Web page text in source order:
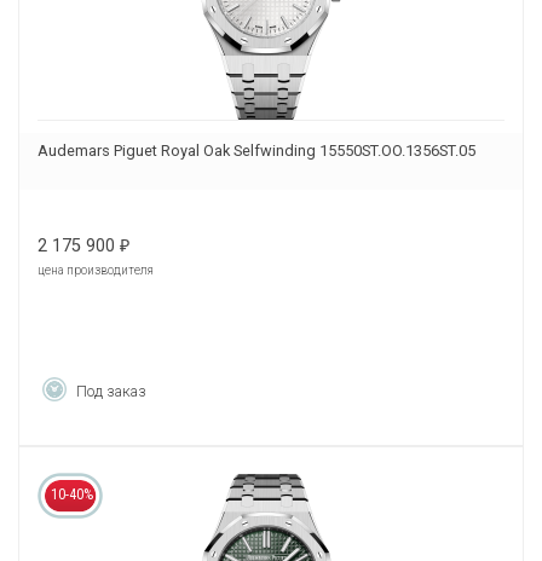
Audemars Piguet Royal Oak Selfwinding 15550ST.OO.1356ST.05
2 175 900 ₽
цена производителя
Под заказ
10-40%